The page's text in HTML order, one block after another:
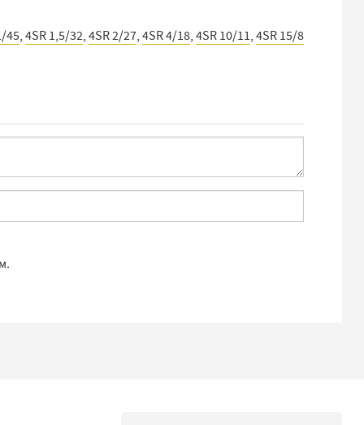
45, 4SR 1,5/32, 4SR 2/27, 4SR 4/18, 4SR 10/11, 4SR 15/8